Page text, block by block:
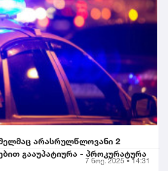
არასრულწლოვანი 2
გააუპატიურა - პროკურატურა
7 ნოე. 2025 • 14:31